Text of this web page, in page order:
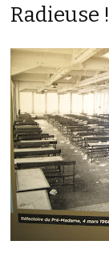
Radieuse !